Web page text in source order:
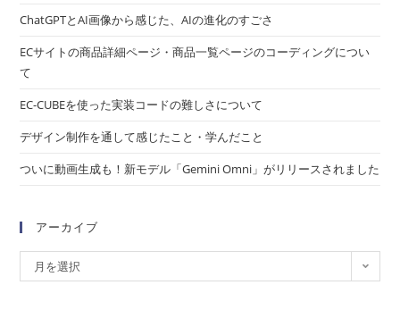
ChatGPTとAI画像から感じた、AIの進化のすごさ
ECサイトの商品詳細ページ・商品一覧ページのコーディングについ
て
EC-CUBEを使った実装コードの難しさについて
デザイン制作を通して感じたこと・学んだこと
ついに動画生成も！新モデル「Gemini Omni」がリリースされました
アーカイブ
月を選択